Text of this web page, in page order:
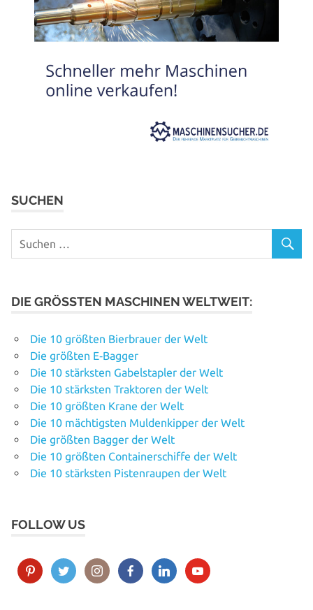
SUCHEN
DIE GRÖSSTEN MASCHINEN WELTWEIT:
Die 10 größten Bierbrauer der Welt
Die größten E‑Bagger
Die 10 stärksten Gabelstapler der Welt
Die 10 stärksten Traktoren der Welt
Die 10 größten Krane der Welt
Die 10 mächtigsten Muldenkipper der Welt
Die größten Bagger der Welt
Die 10 größten Containerschiffe der Welt
Die 10 stärksten Pistenraupen der Welt
FOLLOW US